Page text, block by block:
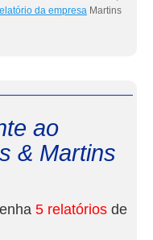
da empresa Martins
ao
& Martins
5 relatórios de